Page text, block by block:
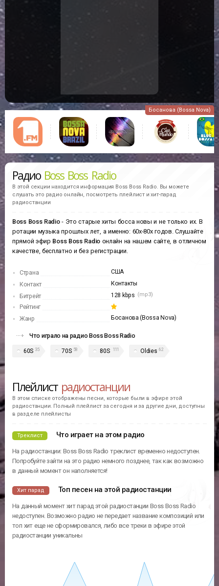
Босанова (Bossa Nova)
Радио Boss Boss Radio
В этой секции находится информация Boss Boss Radio. Вы можете
слушать это радио онлайн, посмотреть плейлист и хит-парад
радиостанции
Boss Boss Radio- Это старые хиты босса новы и не только их. В
ротации музыка прошлых лет, а именно: 60х-80х годов. Слушайте
прямой эфир Boss Boss Radio онлайн на нашем сайте, в отличном
качестве, бесплатно и без регистрации.
Страна
США
Контакт
Контакты
Битрейт
128 kbps (mp3)
Рейтинг
Жанр
Босанова (Bossa Nova)
Что играло на радио Boss Boss Radio
60S 35 70S 58 80S 111 Oldies 62
Плейлист радиостанции
В этом списке отображены песни, которые были в эфире этой
радиостанции. Полный плейлист за сегодня и за другие дни, доступны
в разделе плейлисты
Треклист Что играет на этом радио
На радиостанции: Boss Boss Radio треклист временно недоступен.
Попробуйте зайти на это радио немного позднее, так как возможно
в данный момент он наполняется!
Хит парад Топ песен на этой радиостанции
На данный момент хит парад этой радиостанции Boss Boss Radio
недоступен. Возможно радио не передает название композиций или
топ хит еще не сформировался, либо все треки в эфире этой
радиостанции уникальны